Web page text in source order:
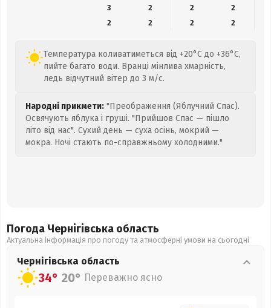
3
2 2
2
2
2 2 2
Температура коливатиметься від +20°C до +36°C,
пийте багато води. Вранці мінлива хмарність,
ледь відчутний вітер до 3 м/с.
Народні прикмети: "Преображення (Яблучний Спас).
Освячують яблука і груші. "Прийшов Спас — пішло
літо від нас". Сухий день — суха осінь, мокрий —
мокра. Ночі стають по-справжньому холодними."
Погода Чернігівська область
Актуальна інформація про погоду та атмосферні умови на сьогодні
Чернігівська область
34° 20° Переважно ясно